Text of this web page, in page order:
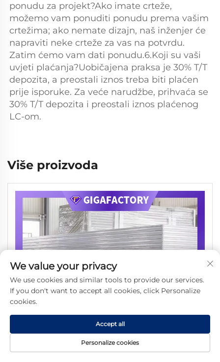
ponudu za projekt?Ako imate crteže,
možemo vam ponuditi ponudu prema vašim
crtežima; ako nemate dizajn, naš inženjer će
napraviti neke crteže za vas na potvrdu.
Zatim ćemo vam dati ponudu.6.Koji su vaši
uvjeti plaćanja?Uobičajena praksa je 30% T/T
depozita, a preostali iznos treba biti plaćen
prije isporuke. Za veće narudžbe, prihvaća se
30% T/T depozita i preostali iznos plaćenog
LC-om.
Više proizvoda
We value your privacy
We use cookies and similar tools to provide our services.
If you don't want to accept all cookies, click Personalize
cookies.
Personalize cookies
Accept all